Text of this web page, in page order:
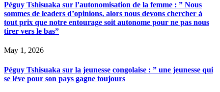
Péguy Tshisuaka sur l’autonomisation de la femme : ” Nous
sommes de leaders d’opinions, alors nous devons chercher à
tout prix que notre entourage soit autonome pour ne pas nous
tirer vers le bas”
May 1, 2026
Péguy Tshisuaka sur la jeunesse congolaise : ” une jeunesse qui
se lève pour son pays gagne toujours